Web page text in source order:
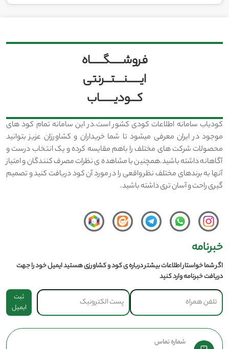
فروشــــــگــــــاه
ایــــــنــــتـــرنتی
کـــودیـــــــاب
کودیاب سامانه اطلاعات کودی کشور است.در این سامانه تمام کود های
موجود در ایران معرفی میشود تا شما خریداران و کشاورزان عزیز بتوانید
محصولات شرکت های مختلف را باهم مقایسه کرده و یک انتخاب درست و
آگاهانه داشته باشید.همچنین با مشاهده ی نظرات مصرف کنندگان و امتیاز
آنها به برندهای مختلف نظر واقعی را در مورد آن کود دریافت کنید و تصمیم
گیری راحت و آسان تری داشته باشید.
خبرنامه
اگر شما خواستار اطلاعات بیشتر درباره ی کود و کشاورزی هستید ایمیل خود را جهت
دریافت خبرنامه وارد کنید
ثبت
ایمیل
شماره تماس